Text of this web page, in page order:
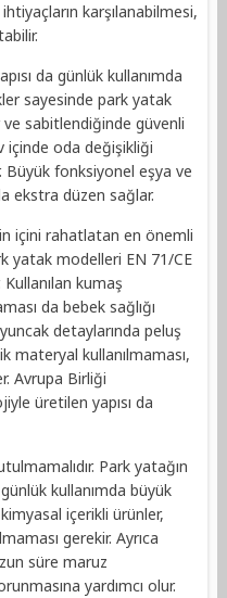
karşılanabilmesi,
da günlük kullanımda
sayesinde park yatak
sabitlendiğinde güvenli
içinde oda değişikliği
fonksiyonel eşya ve
ekstra düzen sağlar.
içini rahatlatan en önemli
yatak modelleri EN 71/CE
kumaş
da bebek sağlığı
detaylarında peluş
materyal kullanılmaması,
Avrupa Birliği
üretilen yapısı da
Park yatağın
kullanımda büyük
içerikli ürünler,
gerekir. Ayrıca
süre maruz
yardımcı olur.